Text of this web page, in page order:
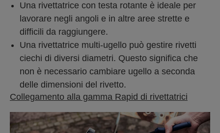
Una rivettatrice con testa rotante è ideale per
lavorare negli angoli e in altre aree strette e
difficili da raggiungere.
Una rivettatrice multi-ugello può gestire rivetti
ciechi di diversi diametri. Questo significa che
non è necessario cambiare ugello a seconda
delle dimensioni del rivetto.
Collegamento alla gamma Rapid di rivettatrici